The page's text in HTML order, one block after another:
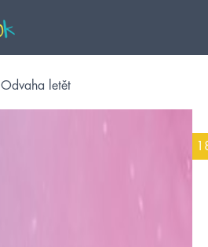
Odvaha letět